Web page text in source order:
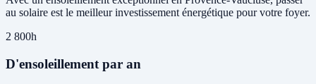
au solaire est le meilleur investissement énergétique pour votre foyer.
2 800h
D'ensoleillement par an